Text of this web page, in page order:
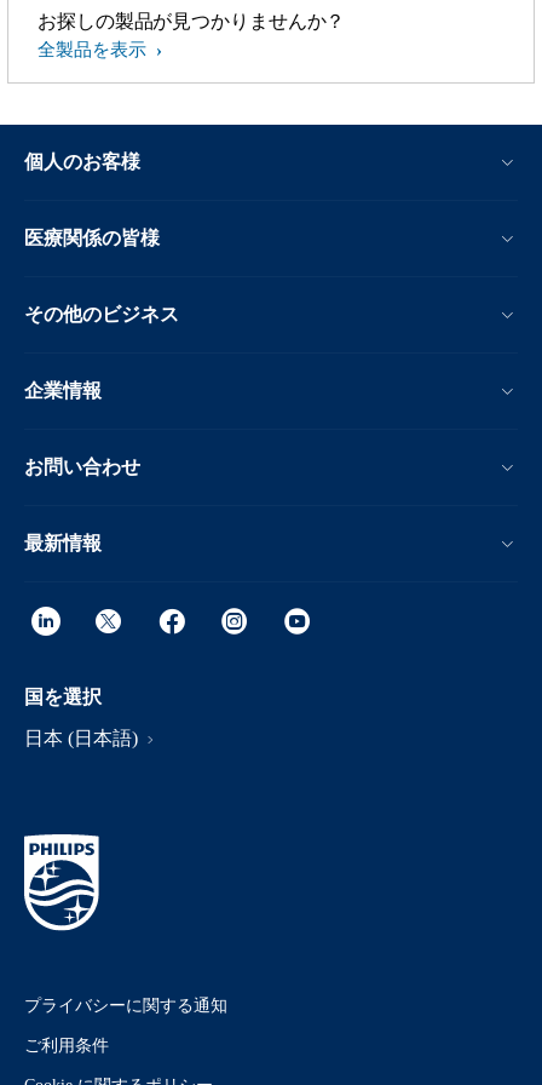
お探しの製品が見つかりませんか？
全製品を表示
個人のお客様
医療関係の皆様
その他のビジネス
企業情報
お問い合わせ
最新情報
国を選択
日本 (日本語)
プライバシーに関する通知
ご利用条件